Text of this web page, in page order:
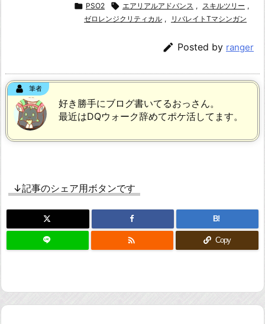
 PSO2  エアリアルアドバンス , スキルツリー ,
ゼロレンジクリティカル , リバレイトTマシンガン
 Posted by ranger
筆者
好き勝手にブログ書いてるおっさん。
最近はDQウォーク辞めてポケ活してます。
↓記事のシェア用ボタンです
B!
 Copy